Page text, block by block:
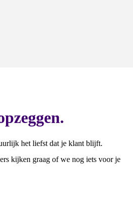
het liefst dat je klant blijft.
kijken graag of we nog iets voor je